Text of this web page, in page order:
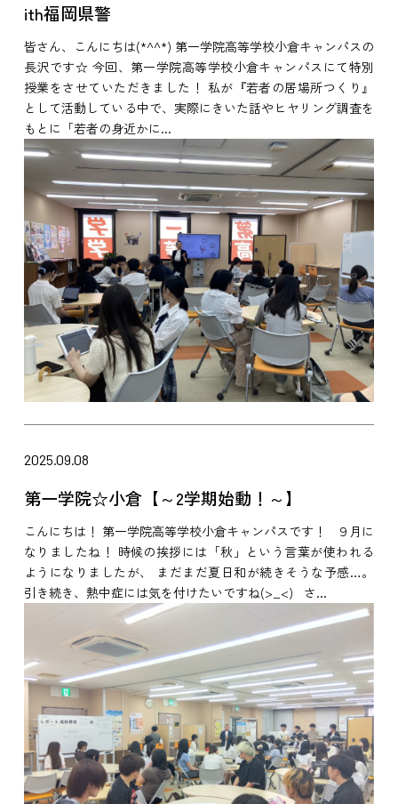
ith福岡県警
皆さん、こんにちは(*^^*) 第一学院高等学校小倉キャンパスの
長沢です☆ 今回、第一学院高等学校小倉キャンパスにて特別
授業をさせていただきました！ 私が『若者の居場所つくり』
として活動している中で、実際にきいた話やヒヤリング調査を
もとに「若者の身近かに...
2025.09.08
第一学院☆小倉【～2学期始動！～】
こんにちは！ 第一学院高等学校小倉キャンパスです！ ９月に
なりましたね！ 時候の挨拶には「秋」という言葉が使われる
ようになりましたが、 まだまだ夏日和が続きそうな予感…。
引き続き、熱中症には気を付けたいですね(>_<) さ...